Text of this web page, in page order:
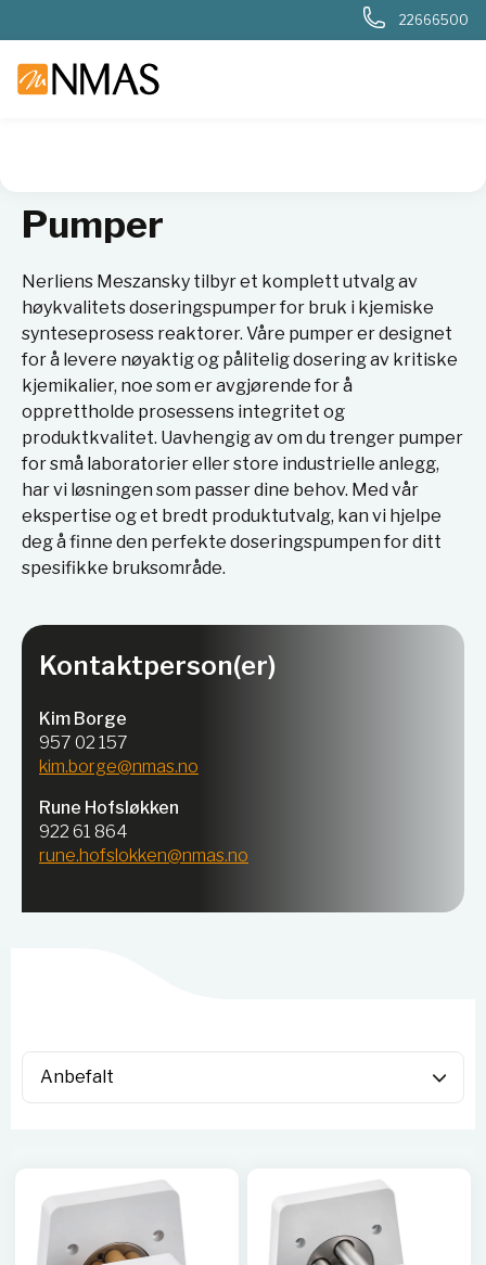
22666500
Pumper
Nerliens Meszansky tilbyr et komplett utvalg av
høykvalitets doseringspumper for bruk i kjemiske
synteseprosess reaktorer. Våre pumper er designet
for å levere nøyaktig og pålitelig dosering av kritiske
kjemikalier, noe som er avgjørende for å
opprettholde prosessens integritet og
produktkvalitet. Uavhengig av om du trenger pumper
for små laboratorier eller store industrielle anlegg,
har vi løsningen som passer dine behov. Med vår
ekspertise og et bredt produktutvalg, kan vi hjelpe
deg å finne den perfekte doseringspumpen for ditt
spesifikke bruksområde.
Kontaktperson(er)
Kim Borge
957 02 157
kim.borge@nmas.no
Rune Hofsløkken
922 61 864
rune.hofslokken@nmas.no